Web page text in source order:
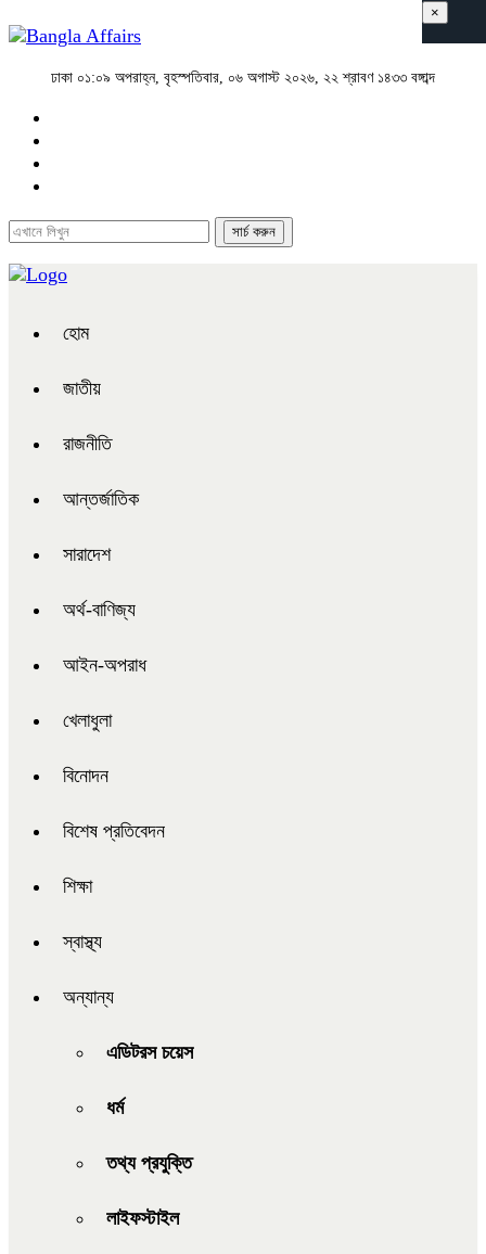
ঢাকা ০১:০৯ অপরাহ্ন, বৃহস্পতিবার, ০৬ অগাস্ট ২০২৬, ২২ শ্রাবণ ১৪৩৩ বঙ্গাব্দ
হোম
জাতীয়
রাজনীতি
আন্তর্জাতিক
সারাদেশ
অর্থ-বাণিজ্য
আইন-অপরাধ
খেলাধুলা
বিনোদন
বিশেষ প্রতিবেদন
শিক্ষা
স্বাস্থ্য
অন্যান্য
এডিটরস চয়েস
ধর্ম
তথ্য প্রযুক্তি
লাইফস্টাইল
×